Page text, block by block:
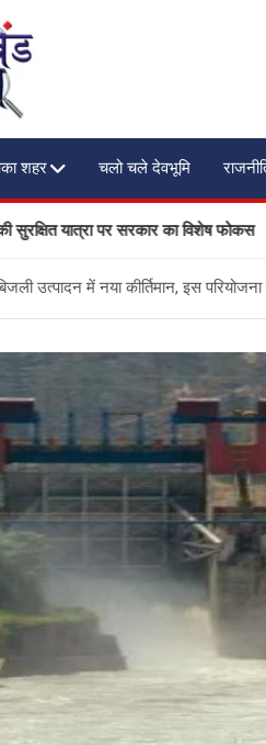
Shakshya
शहर चलो चले देवभूमि
पर सरकार का विशेष फोकस
उत्पादन में नया कीर्तिमान, इस